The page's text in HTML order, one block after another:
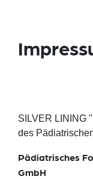
SILVER LINING
des
Pädiatrisches
GmbH